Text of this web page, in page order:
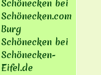
Schönecken bei
Schönecken.com
Burg
Schönecken bei
Schönecken-
Eifel.de